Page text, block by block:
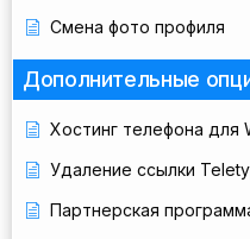
Смена фото профиля
Дополнительные
Хостинг телефона для
Удаление ссылки
Партнерская